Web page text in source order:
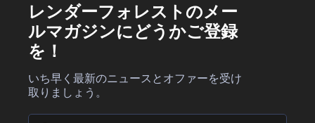
レンダーフォレストのメー
ルマガジンにどうかご登録
を！
いち早く最新のニュースとオファーを受け
取りましょう。